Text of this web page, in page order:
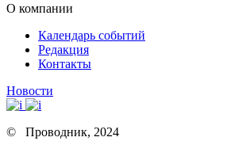
О компании
Календарь событий
Редакция
Контакты
Новости
© Проводник, 2024